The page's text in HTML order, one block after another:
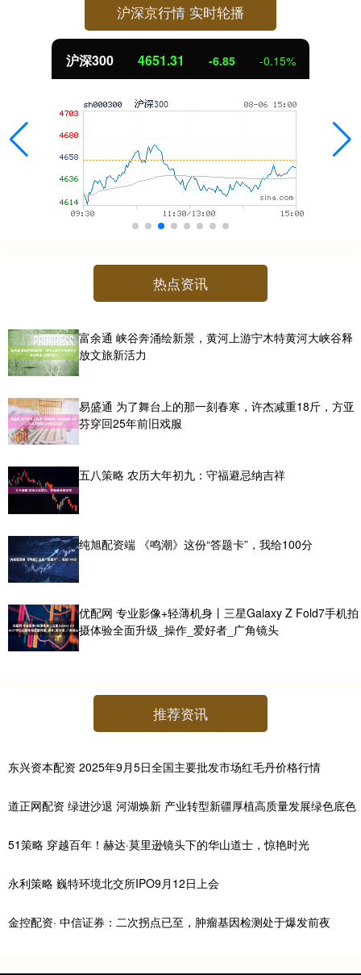
沪深京行情 实时轮播
北证50 1122.88 0.30%
热点资讯
富余通 峡谷奔涌绘新景，黄河上游宁木特黄河大峡谷释
放文旅新活力
易盛通 为了舞台上的那一刻春寒，许杰减重18斤，方亚
芬穿回25年前旧戏服
五八策略 农历大年初九：守福避忌纳吉祥
纯旭配资端 《鸣潮》这份“答题卡”，我给100分
优配网 专业影像+轻薄机身丨三星Galaxy Z Fold7手机拍
摄体验全面升级_操作_爱好者_广角镜头
推荐资讯
东兴资本配资 2025年9月5日全国主要批发市场红毛丹价格行情
道正网配资 绿进沙退 河湖焕新 产业转型新疆厚植高质量发展绿色底色
51策略 穿越百年！赫达·莫里逊镜头下的华山道士，惊艳时光
永利策略 巍特环境北交所IPO9月12日上会
金控配资· 中信证券：二次拐点已至，肿瘤基因检测处于爆发前夜